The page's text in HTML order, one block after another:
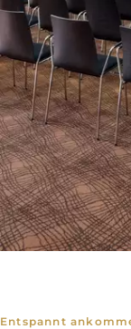
Entspannt